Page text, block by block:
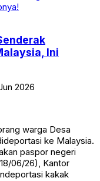
Ini
2026
warga Desa
ke Malaysia.
paspor negeri
06/26), Kantor
kakak